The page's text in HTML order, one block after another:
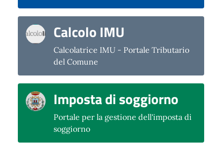
Calcolo IMU
Calcolatrice IMU - Portale Tributario
del Comune
Imposta di soggiorno
Portale per la gestione dell'imposta di
soggiorno